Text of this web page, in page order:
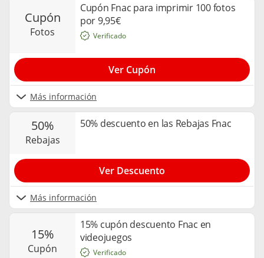
cupón
fotos
Cupón Fnac para imprimir 100 fotos
por 9,95€
Más información
Verificado
Ver Cupón
50%
rebajas
50% descuento en las Rebajas Fnac
Más información
Ver Descuento
15%
cupón
15% cupón descuento Fnac en
videojuegos
Verificado